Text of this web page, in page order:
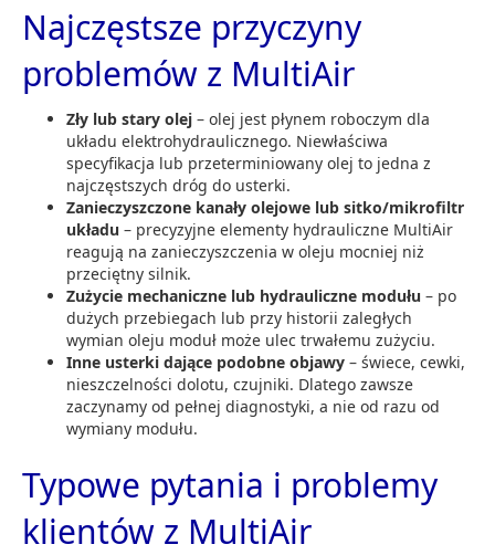
Najczęstsze przyczyny
problemów z MultiAir
Zły lub stary olej – olej jest płynem roboczym dla
układu elektrohydraulicznego. Niewłaściwa
specyfikacja lub przeterminiowany olej to jedna z
najczęstszych dróg do usterki.
Zanieczyszczone kanały olejowe lub sitko/mikrofiltr
układu – precyzyjne elementy hydrauliczne MultiAir
reagują na zanieczyszczenia w oleju mocniej niż
przeciętny silnik.
Zużycie mechaniczne lub hydrauliczne modułu – po
dużych przebiegach lub przy historii zaległych
wymian oleju moduł może ulec trwałemu zużyciu.
Inne usterki dające podobne objawy – świece, cewki,
nieszczelności dolotu, czujniki. Dlatego zawsze
zaczynamy od pełnej diagnostyki, a nie od razu od
wymiany modułu.
Typowe pytania i problemy
klientów z MultiAir